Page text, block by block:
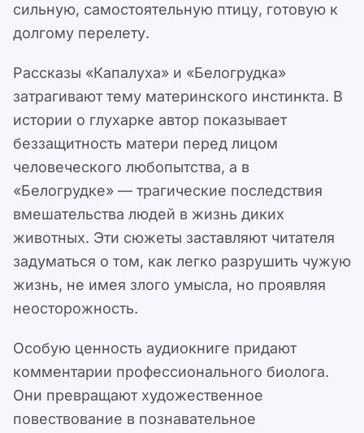
сильную, самостоятельную птицу, готовую к
долгому перелету.
Рассказы «Капалуха» и «Белогрудка»
затрагивают тему материнского инстинкта. В
истории о глухарке автор показывает
беззащитность матери перед лицом
человеческого любопытства, а в
«Белогрудке» — трагические последствия
вмешательства людей в жизнь диких
животных. Эти сюжеты заставляют читателя
задуматься о том, как легко разрушить чужую
жизнь, не имея злого умысла, но проявляя
неосторожность.
Особую ценность аудиокниге придают
комментарии профессионального биолога.
Они превращают художественное
повествование в познавательное